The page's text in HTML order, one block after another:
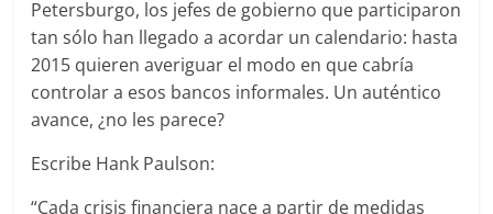
Petersburgo, los jefes de gobierno que participaron
tan sólo han llegado a acordar un calendario: hasta
2015 quieren averiguar el modo en que cabría
controlar a esos bancos informales. Un auténtico
avance, ¿no les parece?
Escribe Hank Paulson:
“Cada crisis financiera nace a partir de medidas